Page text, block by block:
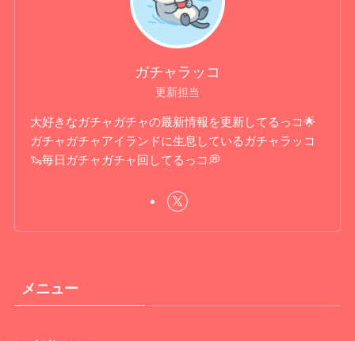
ガチャラッコ
更新担当
大好きなガチャガチャの最新情報を更新してるっコ🌟
ガチャガチャアイランドに生息しているガチャラッコ
🦦毎日ガチャガチャ回してるっコ💭
メニュー